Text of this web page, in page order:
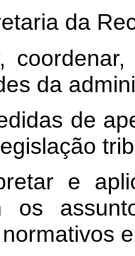
da
da
de
e
os